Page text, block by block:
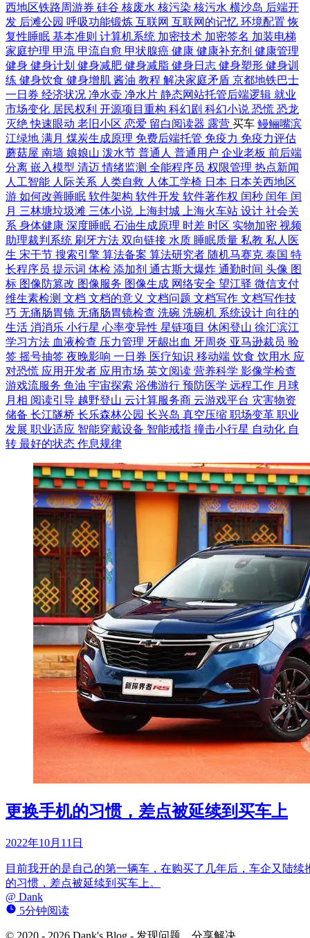
西地区铁路周游券 硅谷 核废水 核污染 核污水 横沙岛 后端开
发 后滩公园 呼吸功能锻炼 互联网 互联网的记忆 环境配置恢
复性睡眠 基本准则 计算机系统 加密技术 加密签名 加装电梯
家庭护理 甲流 甲流自愈 甲状腺癌 健康 健康补充剂 健康管理
健身 健身计划 健身减肥 健身减脂 健身日志 健身塑形 健身训
练 健身饮食 健身增肌 酱油 教程 解决家庭矛盾 京都地铁巴士
一日券 经济状况 净水壶 净水片 静态网站托管后端逻辑 就业
市场变化 居民权利 开源项目重构 科幻剧 科幻小说 恐慌 恐龙
灭绝快速眼动 老旧小区 恋爱 留白阅读器 露营 买车 鳗鲡嘴滨
江绿地 满月 煤炭生成原理 免费后端托管 免疫力 免疫力评估
蘑菇屋 南墙 娘娘山 泼水节 普通人 普通用户 企业老板 前后端
分离 嵌入模型 清迈情绪监测 全能程序员 权限管理 热点新闻
人工智能 人际关系 人类自救 人体工学椅 日本 日本关西地区
游 如何改善睡眠 软件架构 软件开发 软件著作权 闰秒 闰年 闰
月 三林塘垃圾滩 三体小说 上海封城 上海火车站 设计 社会关
系 身体健康 深度睡眠 石油生成原理 时差 时区 实物加密 视频
助理裁判系统 刷牙方法 双向链接 水质 睡眠质量 私教 私人医
生 宋干节 搜索引擎 算法备案 算法研究者 随机马赛克 泰国 特
长程序员 提示词 体检 添加剂 通古斯大爆炸 通勤时间 头像 图
标 图像防篡改 图像服务 图像生成 网络安全 望江驿 微信支付
维生素检测 文档 文档的意义 文档问题 文档写作 文档写作技
巧 无痛肠胃镜 无痛肠胃镜检查 洗碗 洗碗机 系统设计 向往的
生活 消消乐 小行星 心率变异性 星链项目 休闲登山 徐汇滨江
学习方法 血液检查 压力管理 牙龈出血 牙周炎 亚马逊裁员 验
签 摇号抽签 夜晚影响 一日券 医疗知识 移动端 饮食 饮用水 应
对恐慌 应用开发者 应用市场 英文阅读 营养科学 影像学检查
游戏流服务 鱼油 宇宙探索 浴佛游行 预防医学 远程工作 月球
月相 阅读引导 越野登山 云计算服务商 云游戏平台 灾害物资
储备 长江隧桥 长乐森林公园 长兴岛 真空压缩 职场变革 职业
发展 职业适应 智能穿戴设备 智能戒指 撞击小行星 自动化 自
转 最好的状态 作息规律
更换手机的习惯，差点被延续到买车上
2022年10月11日
目前我开的是自己的第一辆车，在购买了几年后，车企又陆
的习惯，差点被延续到买车上。
@ Dank
5分钟阅读
© 2020 - 2026 Dank's Blog - 发现问题，分享解决.